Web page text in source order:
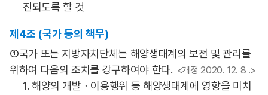
진되도록 할 것
제4조 (국가 등의 책무)
①국가 또는 지방자치단체는 해양생태계의 보전 및 관리를
위하여 다음의 조치를 강구하여야 한다. <개정 2020. 12. 8 .>
1. 해양의 개발ㆍ이용행위 등 해양생태계에 영향을 미치